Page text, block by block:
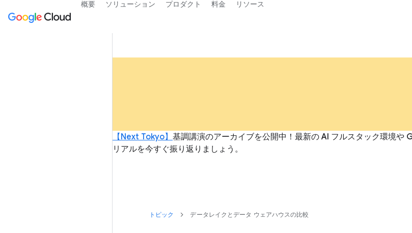
【Next Tokyo】 基調講演のアーカイブを公開中！最新の AI フルスタック環境
リアルを今すぐ振り返りましょう。
トピック データレイクとデータ ウェアハウスの比較
概要 ソリューション プロダクト 料金 リソース